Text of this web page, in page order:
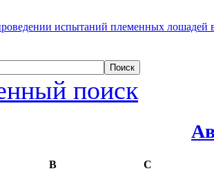
испытаний племенных лошадей
поиск
В С